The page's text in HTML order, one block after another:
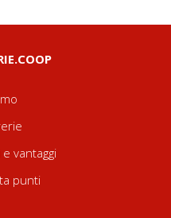
vantaggi
punti